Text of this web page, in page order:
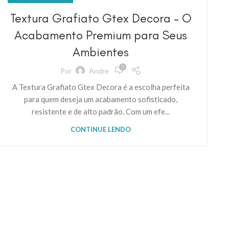
Textura Grafiato Gtex Decora – O
Acabamento Premium para Seus
Ambientes
Por Andre 0
A Textura Grafiato Gtex Decora é a escolha perfeita
para quem deseja um acabamento sofisticado,
resistente e de alto padrão. Com um efe...
CONTINUE LENDO